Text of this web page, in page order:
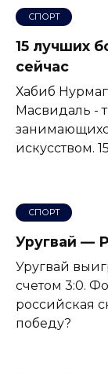
СПОРТ
15 лучших
сейчас
Хабиб
Масвидаль -
искусством.
СПОРТ
Уругвай —
Уругвай
счетом 3:0.
российская
победу?